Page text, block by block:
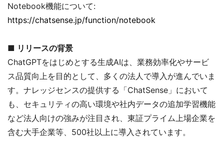
Notebook機能について:
https://chatsense.jp/function/notebook
■ リリースの背景
ChatGPTをはじめとする生成AIは、業務効率化やサービ
ス品質向上を目的として、多くの法人で導入が進んでいま
す。ナレッジセンスの提供する「ChatSense」において
も、セキュリティの高い環境や社内データの追加学習機能
など法人向けの強みが注目され、東証プライム上場企業を
含む大手企業等、500社以上に導入されています。